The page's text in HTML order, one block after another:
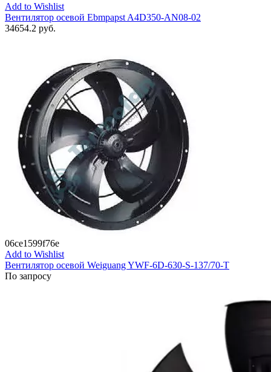
Add to Wishlist
Вентилятор осевой Ebmpapst A4D350-AN08-02
34654.2 руб.
06ce1599f76e
Add to Wishlist
Вентилятор осевой Weiguang YWF-6D-630-S-137/70-T
По запросу